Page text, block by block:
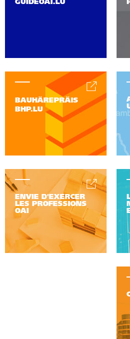
GUIDEOAI.LU
BAUHÄREPRÄIS
BHP.LU
ENVIE D'EXERCER
LES PROFESSIONS
OAI